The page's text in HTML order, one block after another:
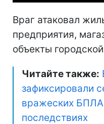
Враг атаковал
предприятия,
объекты
Читайте также:
зафиксировали
вражеских
последствиях